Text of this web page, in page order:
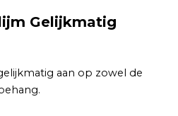
Gelijkmatig
aan op zowel de